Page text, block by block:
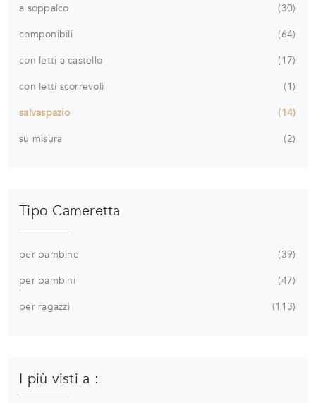
a soppalco
30
componibili
64
con letti a castello
17
con letti scorrevoli
1
salvaspazio
14
su misura
2
Tipo Cameretta
per bambine
39
per bambini
47
per ragazzi
113
I più visti a :